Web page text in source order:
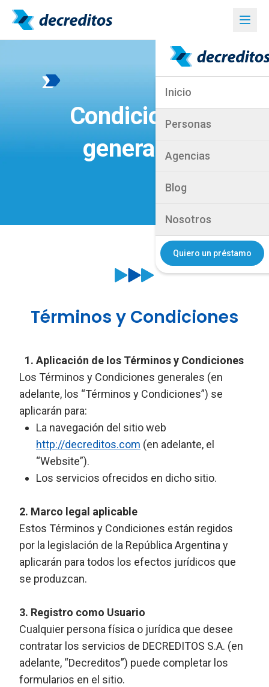
Inicio
Personas
Agencias
Blog
Nosotros
Quiero un préstamo
Condiciones
generales
Términos y Condiciones
Aplicación de los Términos y Condiciones
Los Términos y Condiciones generales (en
adelante, los “Términos y Condiciones”) se
aplicarán para:
La navegación del sitio web
http://decreditos.com (en adelante, el
“Website”).
Los servicios ofrecidos en dicho sitio.
2. Marco legal aplicable
Estos Términos y Condiciones están regidos
por la legislación de la República Argentina y
aplicarán para todos los efectos jurídicos que
se produzcan.
3. Registro como Usuario
Cualquier persona física o jurídica que desee
contratar los servicios de DECREDITOS S.A. (en
adelante, “Decreditos”) puede completar los
formularios en el sitio.